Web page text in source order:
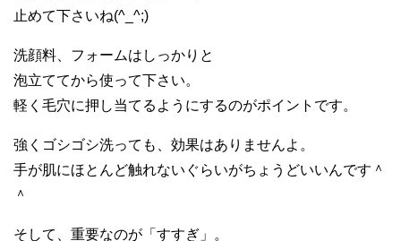
止めて下さいね(^_^;)
洗顔料、フォームはしっかりと
泡立ててから使って下さい。
軽く毛穴に押し当てるようにするのがポイントです。
強くゴシゴシ洗っても、効果はありませんよ。
手が肌にほとんど触れないぐらいがちょうどいいんです＾
＾
そして、重要なのが「すすぎ」。